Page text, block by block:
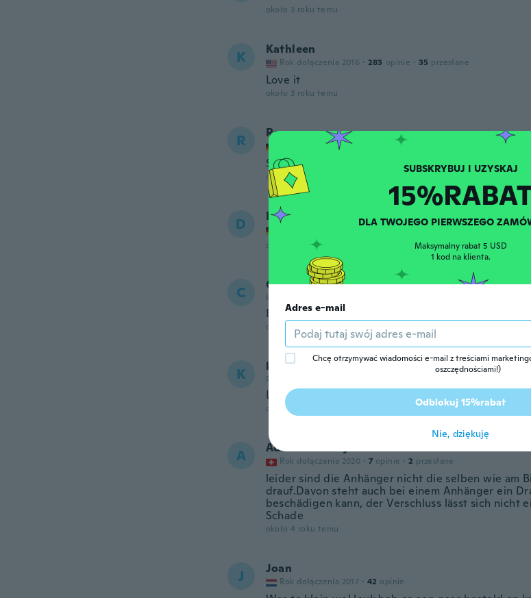
około 3 roku temu
K Kathleen
Rok dołączenia 2016 · 283 opinie · 35 przesłane
Love it
około 3 roku temu
R Ramona
Rok dołączenia 2018 opinie
Super schön
około 3 roku temu
D Diana
około 3 roku temu
C Carolyne
Rok dołączenia 2017
Bel accessoire
około 3 roku temu
K kellie
Rok dołączenia 2019
Love this belt , it jingles when u walk
około 3 roku temu
A Adriana Hordijk
Rok dołączenia 2020 · 7 opinie · 2 przesłane
leider sind die Anhänger nicht die selben wie am
drauf.Davon steht auch bei einem Anhänger ein
beschädigen kann, der Verschluss lässt sich nicht
Schade
około 4 roku temu
J Joan
Rok dołączenia 2017 · 42 opinie
DLA TWOJEGO PIERWSZEGO
Maksymalny rabat 5 USD
1 kod na klienta.
Adres e-mail
Chcę otrzymywać wiadomości e-mail z treściami
oszczędnościami!)
Odblokuj 15%rabat
Nie, dziękuję